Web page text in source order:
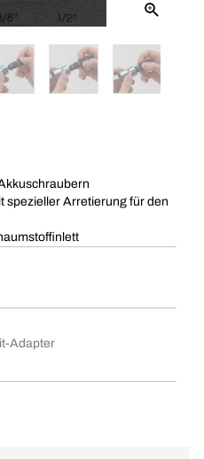
spezieller Arretierung für den
Adapter